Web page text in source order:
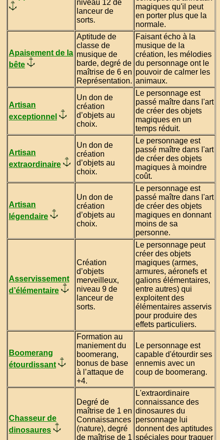
niveau 12 de
lanceur de
sorts.
magiques qu'il peut
en porter plus que la
normale.
Apaisement de la
bête
Aptitude de
classe de
musique de
barde, degré de
maîtrise de 6 en
Représentation.
Faisant écho à la
musique de la
création, les mélodies
du personnage ont le
pouvoir de calmer les
animaux.
Artisan
exceptionnel
Un don de
création
d’objets au
choix.
Le personnage est
passé maître dans l'art
de créer des objets
magiques en un
temps réduit.
Artisan
extraordinaire
Un don de
création
d’objets au
choix.
Le personnage est
passé maître dans l'art
de créer des objets
magiques à moindre
coût.
Artisan
légendaire
Un don de
création
d’objets au
choix.
Le personnage est
passé maître dans l'art
de créer des objets
magiques en donnant
moins de sa
personne.
Asservissement
d’élémentaire
Création
d’objets
merveilleux,
niveau 9 de
lanceur de
sorts.
Le personnage peut
créer des objets
magiques (armes,
armures, aéronefs et
galions élémentaires,
entre autres) qui
exploitent des
élémentaires asservis
pour produire des
effets particuliers.
Boomerang
étourdissant
Formation au
maniement du
boomerang,
bonus de base
à l’attaque de
+4.
Le personnage est
capable d'étourdir ses
ennemis avec un
coup de boomerang.
Chasseur de
dinosaures
Degré de
maîtrise de 1 en
Connaissances
(nature), degré
de maîtrise de 1
L'extraordinaire
connaissance des
dinosaures du
personnage lui
donnent des aptitudes
spéciales pour traquer